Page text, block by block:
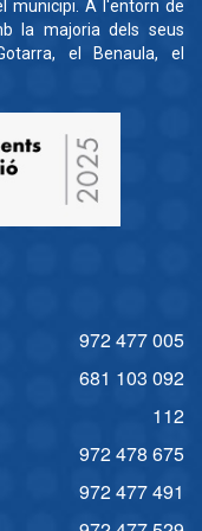
municipi. A l'entorn de
la majoria dels seus
el Benaula, el
972 477 005
681 103 092
112
972 478 675
972 477 491